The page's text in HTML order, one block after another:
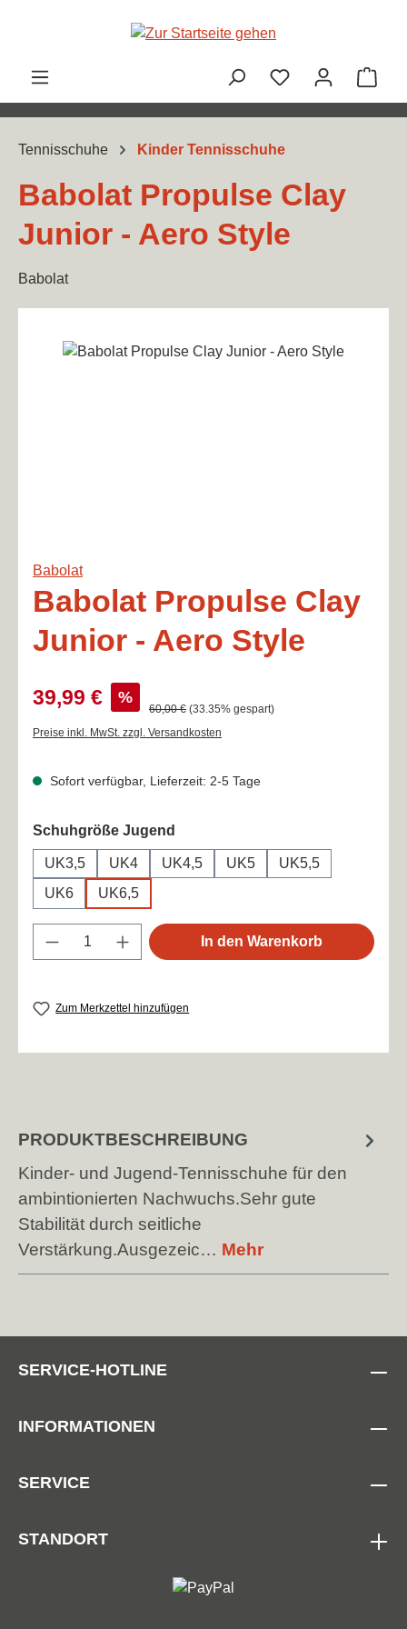
Zum Hauptinhalt springen
Tennisschuhe Kinder Tennisschuhe
Babolat Propulse Clay
Junior - Aero Style
Babolat
Bildergalerie überspringen
Babolat
Babolat Propulse Clay
Junior - Aero Style
Verkaufspreis:
39,99 € %
Regulärer Preis:
60,00 € (33.35% gespart)
Preise inkl. MwSt. zzgl. Versandkosten
Sofort verfügbar, Lieferzeit: 2-5 Tage
Schuhgröße Jugend
UK3,5 UK4 UK4,5 UK5
UK5,5
UK6
UK6,5
Produkt Anzahl: Gib den gewünschten
In den Warenkorb
Zum Merkzettel hinzufügen
PRODUKTBESCHREIBUNG
Kinder- und Jugend-Tennisschuhe für den
ambintionierten Nachwuchs.Sehr gute
Stabilität durch seitliche
Verstärkung.Ausgezeic… Mehr
SERVICE-HOTLINE
INFORMATIONEN
SERVICE
STANDORT